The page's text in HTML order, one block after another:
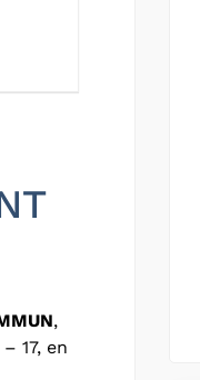
,
17, en